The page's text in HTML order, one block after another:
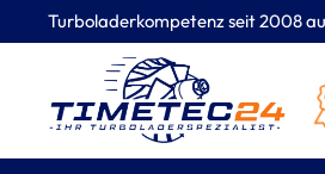
Turboladerkompetenz seit 2008
Inhalt